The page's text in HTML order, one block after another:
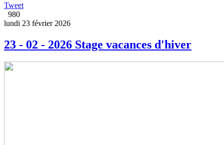
Tweet
980
lundi 23 février 2026
23 - 02 - 2026 Stage vacances d'hiver